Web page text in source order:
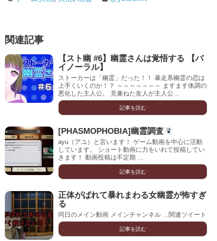
関連記事
【スト幽 #6】幽霊さんは覚悟する 【バ
イノーラル】
ストーカーは「幽霊」だった！！ 暴走系幽霊の恋は
上手くいくのか！？ ～～～～～～～ ますます体調の
悪化した主人公。 見兼ねた友人が主人公...
記事を読む
[PHASMOPHOBIA]幽霊調査
ayu（アユ）と言います！ ゲーム動画を中心に活動
しています。 ショート動画に力をいれて投稿してい
きます！ 動画投稿は不定期 ...
記事を読む
正体がばれて暴れまわる女幽霊が怖すぎ
る
同日のメイン動画 メインチャンネル ...関連ツイート
記事を読む